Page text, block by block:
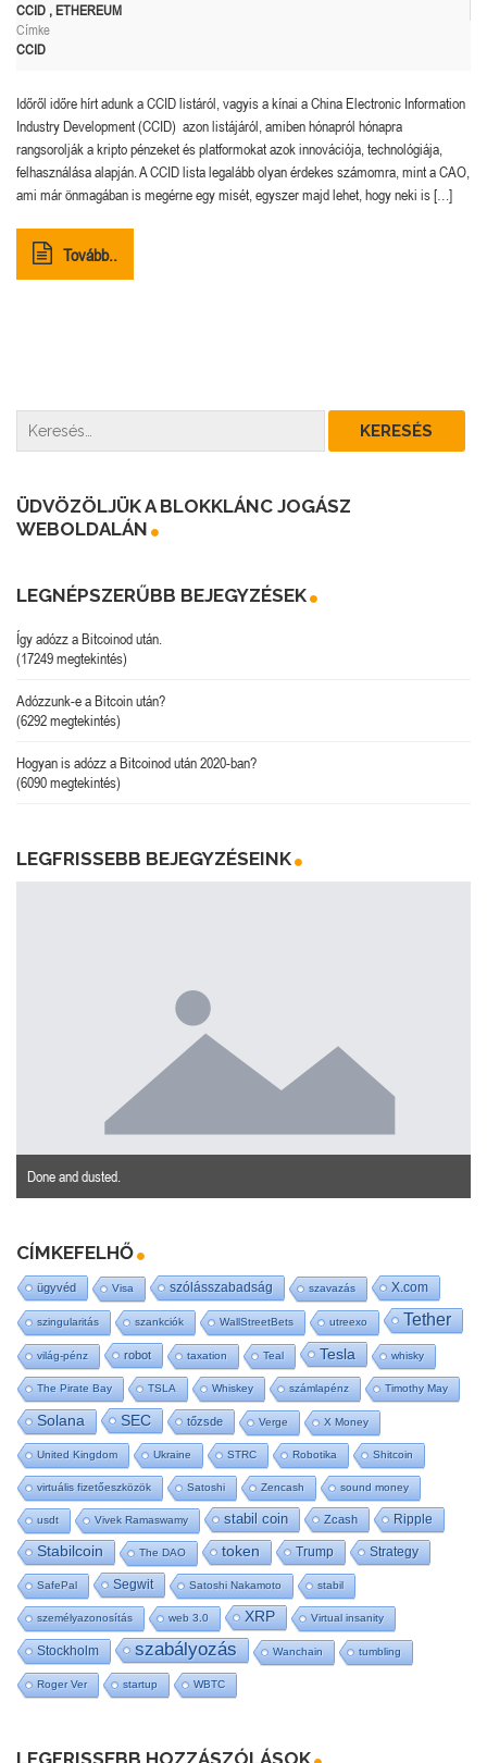
CCID , ETHEREUM
Címke
CCID
Időről időre hírt adunk a CCID listáról, vagyis a kínai a China Electronic Information
Industry Development (CCID) azon listájáról, amiben hónapról hónapra
rangsorolják a kripto pénzeket és platformokat azok innovációja, technológiája,
felhasználása alapján. A CCID lista legalább olyan érdekes számomra, mint a CAO,
ami már önmagában is megérne egy misét, egyszer majd lehet, hogy neki is […]
Tovább..
ÜDVÖZÖLJÜK A BLOKKLÁNC JOGÁSZ
WEBOLDALÁN
LEGNÉPSZERŰBB BEJEGYZÉSEK
Így adózz a Bitcoinod után.
(17249 megtekintés)
Adózzunk-e a Bitcoin után?
(6292 megtekintés)
Hogyan is adózz a Bitcoinod után 2020-ban?
(6090 megtekintés)
LEGFRISSEBB BEJEGYZÉSEINK
Done and dusted.
CÍMKEFELHŐ
ügyvéd Visa szólásszabadság szavazás X.com
szingularitás szankciók WallStreetBets utreexo Tether
világ-pénz robot taxation Teal Tesla whisky
The Pirate Bay TSLA Whiskey számlapénz Timothy May
Solana SEC tőzsde Verge X Money
United Kingdom Ukraine STRC Robotika Shitcoin
virtuális fizetőeszközök Satoshi Zencash sound money
usdt Vivek Ramaswamy stabil coin Zcash Ripple
Stabilcoin The DAO token Trump Strategy
SafePal Segwit Satoshi Nakamoto stabil
személyazonosítás web 3.0 XRP Virtual insanity
Stockholm szabályozás Wanchain tumbling
Roger Ver startup WBTC
LEGFRISSEBB HOZZÁSZÓLÁSOK